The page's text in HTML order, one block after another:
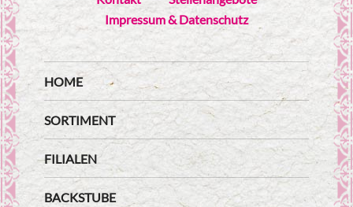
Impressum & Datenschutz
HOME
SORTIMENT
FILIALEN
BACKSTUBE